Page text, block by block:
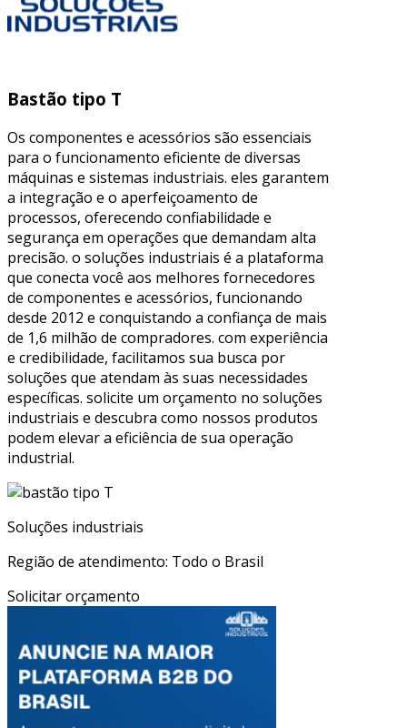
Bastão tipo T
Os componentes e acessórios são essenciais
para o funcionamento eficiente de diversas
máquinas e sistemas industriais. eles garantem
a integração e o aperfeiçoamento de
processos, oferecendo confiabilidade e
segurança em operações que demandam alta
precisão. o soluções industriais é a plataforma
que conecta você aos melhores fornecedores
de componentes e acessórios, funcionando
desde 2012 e conquistando a confiança de mais
de 1,6 milhão de compradores. com experiência
e credibilidade, facilitamos sua busca por
soluções que atendam às suas necessidades
específicas. solicite um orçamento no soluções
industriais e descubra como nossos produtos
podem elevar a eficiência de sua operação
industrial.
Soluções industriais
Região de atendimento: Todo o Brasil
Solicitar orçamento